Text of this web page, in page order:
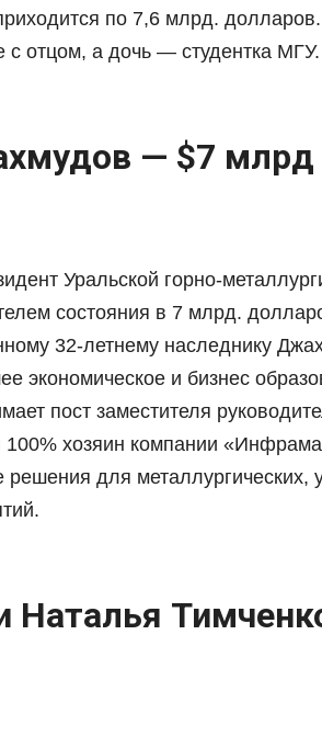
по 7,6 млрд.
с отцом, а дочь — студентка МГУ.
— $7 млрд
Уральской горно-
состояния в 7 млрд.
32-летнему наследнику
экономическое и бизнес
пост заместителя
100% хозяин компании
для металлургических,
Наталья